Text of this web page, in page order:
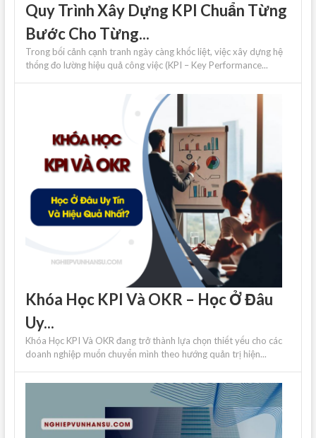
Quy Trình Xây Dựng KPI Chuẩn Từng
Bước Cho Từng...
Trong bối cảnh cạnh tranh ngày càng khốc liệt, việc xây dựng hệ
thống đo lường hiệu quả công việc (KPI – Key Performance...
Khóa Học KPI Và OKR – Học Ở Đâu
Uy...
Khóa Học KPI Và OKR đang trở thành lựa chọn thiết yếu cho các
doanh nghiệp muốn chuyển mình theo hướng quản trị hiện...